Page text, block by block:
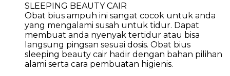
SLEEPING BEAUTY CAIR
Obat bius ampuh ini sangat cocok untuk anda
yang mengalami susah untuk tidur. Dapat
membuat anda nyenyak tertidur atau bisa
langsung pingsan sesuai dosis. Obat bius
sleeping beauty cair hadir dengan bahan pilihan
alami serta cara pembuatan higienis.